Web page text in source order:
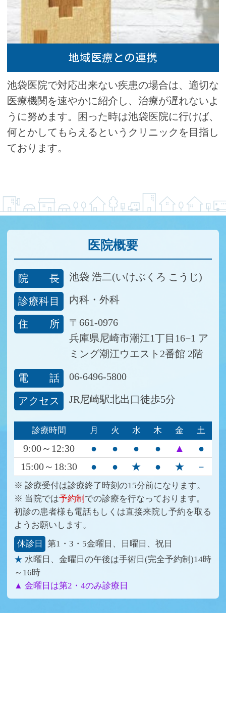
・対象職員：医師を除く当院に勤務する全
職員
加算による収入は、対象職員の基本給・手
当・賞与の賃金改善に充てられ、医療サービ
スの質の維持。向上に活用されています。
ご理解とご協力をお願いいたします。
＜特定疾患療養管理料、生活習慣病管理料の
施設基準に係る掲示＞
当院では患者さんの状態に応じ、28日以上の
す。
発熱患者様の受診について
下記時間で発熱患者様の対応しておりますが
通常診療も行っておりますので、
れる前に一度お電話下さい
基本的には発熱対応は時間的隔離で感染防止
対策を行うため、通常診療後に行います。
12：30～、午後診は18：30～で診療
対応可能な時間を案内させていただきます。
電話での問い合せ可能な時間は以下のとおり
です。
月曜日： 9:00～12:00、15:00～18:00
火曜日： 9:00～12:00、15:00～18:00
水曜日： 9:00～12:00
木曜日： 9:00～12:00、15:00～18:00
金曜日： 9:00～12:00(第2,第4のみ)
土曜日： 9:00～12:00
参考：16歳以上（高校生以上）対応可
お知らせ
2021年6月14日(月) 「いわおかクリニック」を
継承し、「池袋医院」を開院しました。宜し
くお願い致します。
地域医療との連携
池袋医院で対応出来ない疾患の場合は、適切な
医療機関を速やかに紹介し、治療が遅れないよ
うに努めます。困った時は池袋医院に行けば、
何とかしてもらえるというクリニックを目指し
ております。
医院概要
院長 池袋 浩二(いけぶくろ こうじ)
診療科目 内科・外科
住所
〒661-0976
兵庫県尼崎市潮江1丁目16−1 ア
ミング潮江ウエスト2番館 2階
電話 06-6496-5800
アクセス JR尼崎駅北出口徒歩5分
※ 診療受付は診療終了時刻の15分前になります。
※ 当院では予約制 での診療を行なっております。
初診の患者様も電話もしくは直接来院し予約を取る
ようお願いします。
休診日
第1・3・5金曜日、日曜日、祝日
★ 水曜日、金曜日の午後は手術日(完全予約制)14時
～16時
▲ 金曜日は第2・4のみ診療日
診療時間 月 火 水 木 金 土
9:00～12:30 ● ● ● ● ▲
●
15:00～18:30
● ● ★ ● ★ －